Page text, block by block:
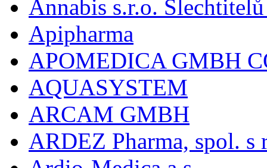
Annabis s.r.o.
Apipharma
APOMEDICA GMBH
AQUASYSTEM
ARCAM GMBH
ARDEZ Pharma, spol. s